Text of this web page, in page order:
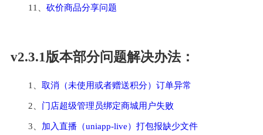
11、 砍价商品分享问题
v2.3.1版本部分问题解决办法：
1、 取消（未使用或者赠送积分）订单异常
2、 门店超级管理员绑定商城用户失败
3、 加入直播（uniapp-live）打包报缺少文件